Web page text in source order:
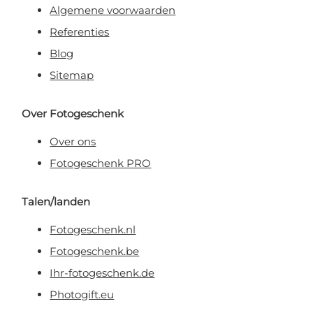
Algemene voorwaarden
Referenties
Blog
Sitemap
Over Fotogeschenk
Over ons
Fotogeschenk PRO
Talen/landen
Fotogeschenk.nl
Fotogeschenk.be
Ihr-fotogeschenk.de
Photogift.eu